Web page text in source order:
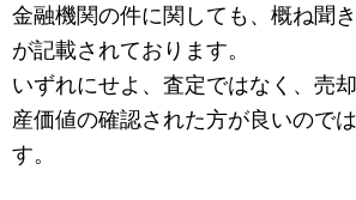
金融機関の件に関しても、概ね聞
が記載されております。
いずれにせよ、査定ではなく、売
産価値の確認された方が良いので
す。